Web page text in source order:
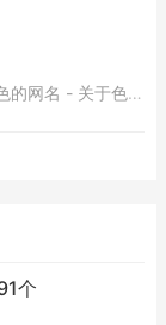
网名 - 关于色的网名大全
个